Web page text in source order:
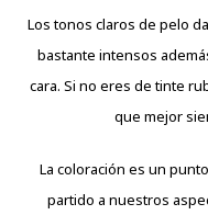
Los tonos claros de pelo
bastante intensos
cara. Si no eres de tinte
que mejor
La coloración es un
partido a nuestros